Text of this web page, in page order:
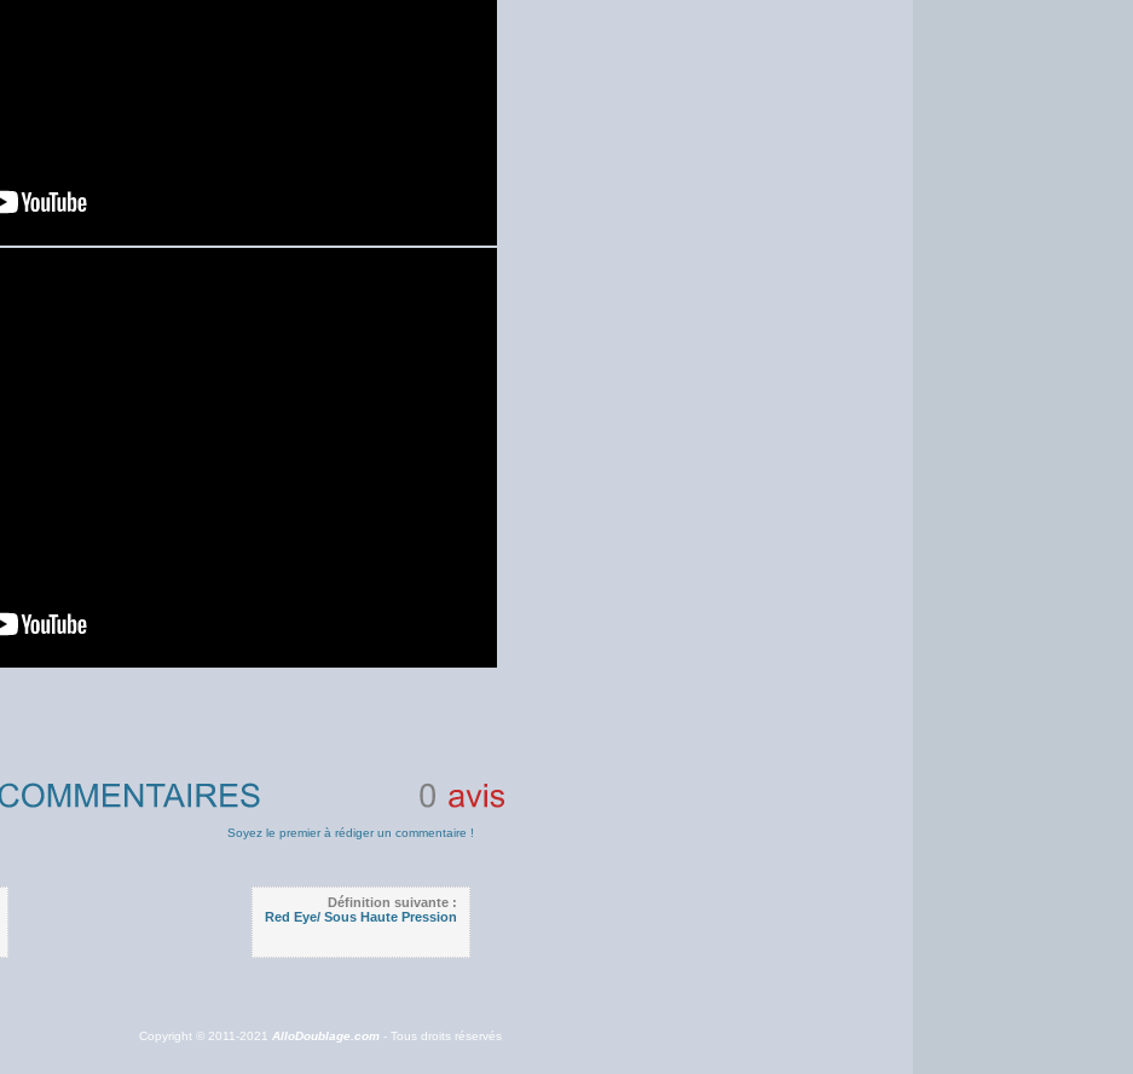
Soyez le premier à rédiger un commentaire !
Définition suivante :
Red Eye/ Sous Haute Pression
Copyright © 2011-2021 AlloDoublage.com - Tous droits réservés